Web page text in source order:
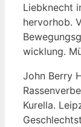
Lieb­knecht
her­vor­hob.
wick­lung.
John Ber­ry
Kurel­la.